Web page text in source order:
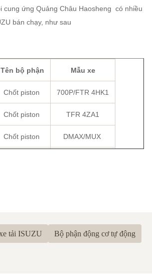
cung ứng Quảng Châu Haosheng có nhiều
bán chạy, như sau
Tên bộ phận Mẫu xe
Chốt piston 700P/FTR 4HK1
Chốt piston TFR 4ZA1
Chốt piston DMAX/MUX
tải ISUZU Bộ phận động cơ tự động